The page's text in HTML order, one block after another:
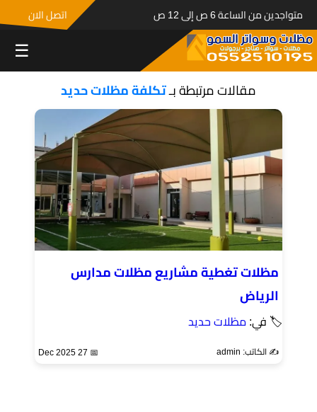
متواجدين من الساعة 6 ص إلى 12 ص اتصل الان
☰
مقالات مرتبطة بـتكلفة مظلات حديد
مظلات تغطية مشاريع مظلات مدارس
الرياض
🏷 في: مظلات حديد
✍️ الكاتب: admin 📅 27 Dec 2025